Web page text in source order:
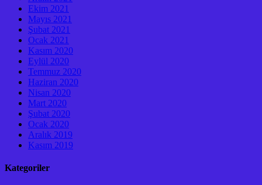
Ekim 2021
Mayıs 2021
Şubat 2021
Ocak 2021
Kasım 2020
Eylül 2020
Temmuz 2020
Haziran 2020
Nisan 2020
Mart 2020
Şubat 2020
Ocak 2020
Aralık 2019
Kasım 2019
Kategoriler